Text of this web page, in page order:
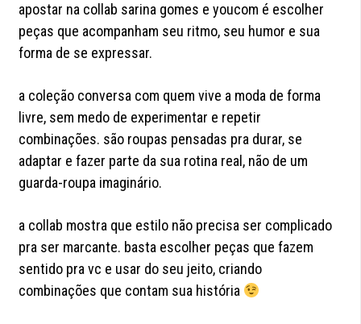
apostar na collab sarina gomes e youcom é escolher
peças que acompanham seu ritmo, seu humor e sua
forma de se expressar.
a coleção conversa com quem vive a moda de forma
livre, sem medo de experimentar e repetir
combinações. são roupas pensadas pra durar, se
adaptar e fazer parte da sua rotina real, não de um
guarda-roupa imaginário.
a collab mostra que estilo não precisa ser complicado
pra ser marcante. basta escolher peças que fazem
sentido pra vc e usar do seu jeito, criando
combinações que contam sua história